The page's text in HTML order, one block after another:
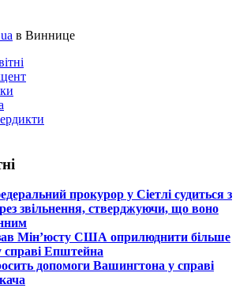
в Виннице
прокурор у Сіетлі судиться з
звільнення, стверджуючи, що воно
Мін’юсту США оприлюднити більше
справі Епштейна
допомоги Вашингтона у справі